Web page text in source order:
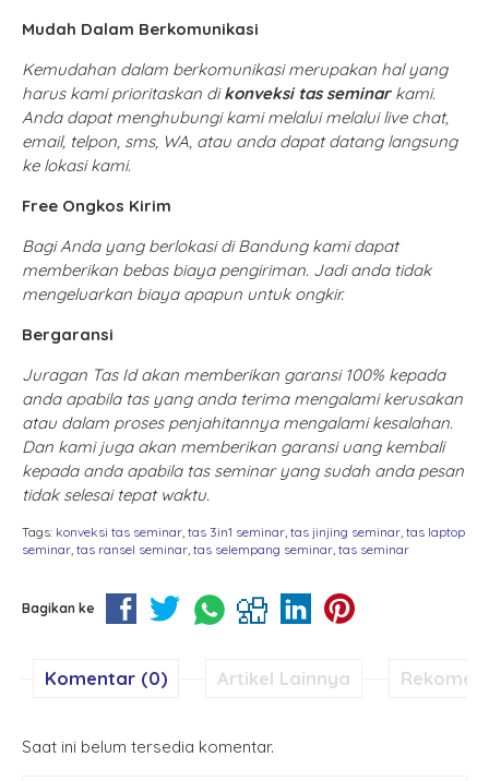
Mudah Dalam Berkomunikasi
Kemudahan dalam berkomunikasi merupakan hal yang
harus kami prioritaskan dikonveksi tas seminarkami.
Anda dapat menghubungi kami melalui melalui live chat,
email, telpon, sms, WA, atau anda dapat datang langsung
ke lokasi kami.
Free Ongkos Kirim
Bagi Anda yang berlokasi di Bandung kami dapat
memberikan bebas biaya pengiriman. Jadi anda tidak
mengeluarkan biaya apapun untuk ongkir.
Bergaransi
Juragan Tas Id akan memberikan garansi 100% kepada
anda apabila tas yang anda terima mengalami kerusakan
atau dalam proses penjahitannya mengalami kesalahan.
Dan kami juga akan memberikan garansi uang kembali
kepada anda apabila tas seminar yang sudah anda pesan
tidak selesai tepat waktu.
Tags: konveksi tas seminar tas 3in1 seminar tas jinjing seminar tas laptop
seminar tas ransel seminar tas selempang seminar tas seminar
Bagikan ke
Komentar (0) Artikel Lainnya
Saat ini belum tersedia komentar.